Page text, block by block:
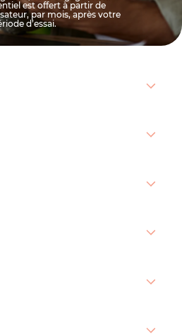
est offert à partir de
par mois, après votre
d’essai.